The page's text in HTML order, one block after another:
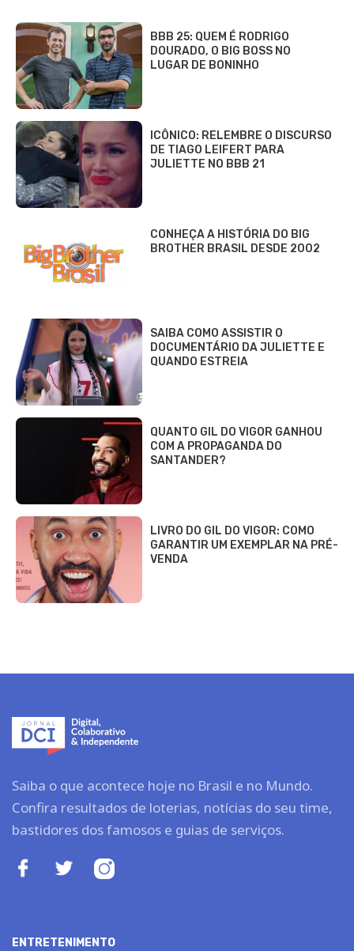
BBB 25: QUEM É RODRIGO
DOURADO, O BIG BOSS NO
LUGAR DE BONINHO
ICÔNICO: RELEMBRE O DISCURSO
DE TIAGO LEIFERT PARA
JULIETTE NO BBB 21
CONHEÇA A HISTÓRIA DO BIG
BROTHER BRASIL DESDE 2002
SAIBA COMO ASSISTIR O
DOCUMENTÁRIO DA JULIETTE E
QUANDO ESTREIA
QUANTO GIL DO VIGOR GANHOU
COM A PROPAGANDA DO
SANTANDER?
LIVRO DO GIL DO VIGOR: COMO
GARANTIR UM EXEMPLAR NA PRÉ-
VENDA
Saiba o que acontece hoje no Brasil e no Mundo.
Confira resultados de loterias, notícias do seu time,
bastidores dos famosos e guias de serviços.
ENTRETENIMENTO